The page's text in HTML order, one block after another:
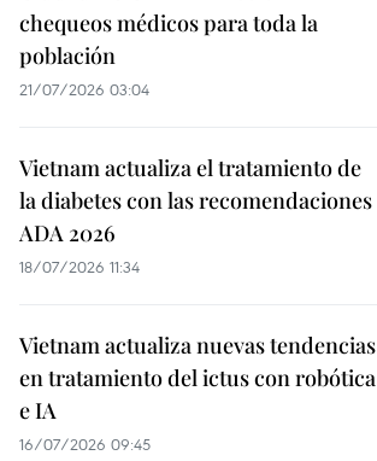
chequeos médicos para toda la
población
21/07/2026 03:04
Vietnam actualiza el tratamiento de
la diabetes con las recomendaciones
ADA 2026
18/07/2026 11:34
Vietnam actualiza nuevas tendencias
en tratamiento del ictus con robótica
e IA
16/07/2026 09:45